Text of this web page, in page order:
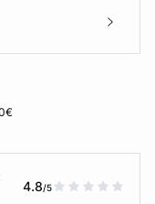
4.8/5